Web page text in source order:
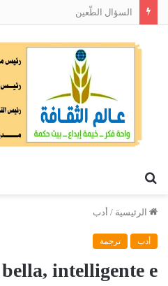
السؤال الطّعين
الرئيسية / أدب
أدب ترجمة
intelligente e